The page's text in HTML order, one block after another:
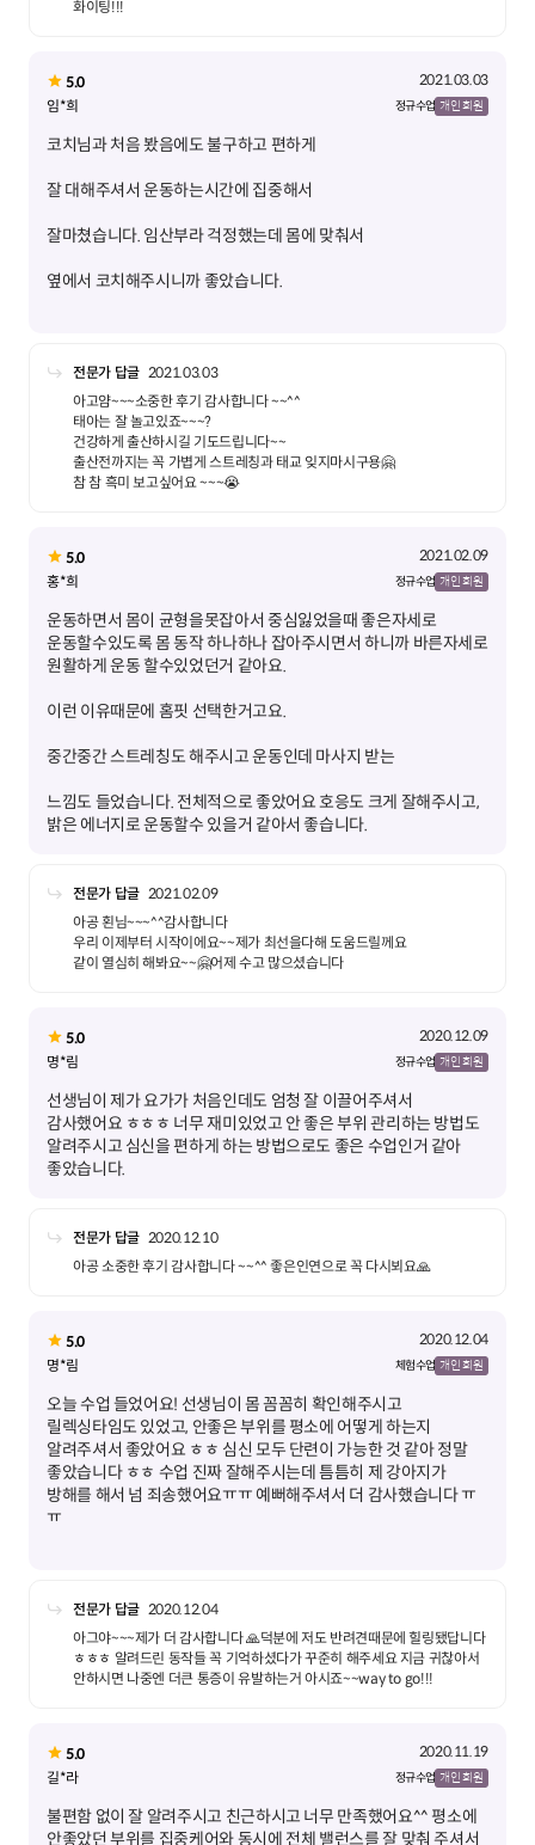
5.0
2021.03.03
임*희
정규 수업 개인 회원
전문가 답글 2021.03.03
아고얌~~~소중한 후기 감사합니다 ~~^^
태아는 잘 놀고있죠~~~?
건강하게 출산하시길 기도드립니다~~
출산전까지는 꼭 가볍게 스트레칭과 태교 잊지마시구용🤗
참 참 흑미 보고싶어요 ~~~😭
5.0
2021.02.09
홍*희
정규 수업 개인 회원
운동하면서 몸이 균형을못잡아서 중심잃었을때 좋은자세로
운동할수있도록 몸 동작 하나하나 잡아주시면서 하니까 바른자세로
느낌도 들었습니다. 전체적으로 좋았어요 호응도 크게 잘해주시고,
밝은 에너지로 운동할수 있을거 같아서 좋습니다.
전문가 답글 2021.02.09
아공 횐님~~~^^감사합니다
우리 이제부터 시작이에요~~제가 최선을다해 도움드릴께요
같이 열심히 해봐요~~🤗어제 수고 많으셨습니다
5.0
2020.12.09
명*림
정규 수업 개인 회원
선생님이 제가 요가가 처음인데도 엄청 잘 이끌어주셔서
감사했어요 ㅎㅎㅎ 너무 재미있었고 안 좋은 부위 관리하는 방법도
알려주시고 심신을 편하게 하는 방법으로도 좋은 수업인거 같아
좋았습니다.
전문가 답글 2020.12.10
아공 소중한 후기 감사합니다 ~~^^ 좋은인연으로 꼭 다시뵈요🙏
5.0
2020.12.04
명*림
체험 수업 개인 회원
오늘 수업 들었어요! 선생님이 몸 꼼꼼히 확인해주시고
릴렉싱타임도 있었고, 안좋은 부위를 평소에 어떻게 하는지
알려주셔서 좋았어요 ㅎㅎ 심신 모두 단련이 가능한 것 같아 정말
좋았습니다 ㅎㅎ 수업 진짜 잘해주시는데 틈틈히 제 강아지가
방해를 해서 넘 죄송했어요ㅠㅠ 예뻐해주셔서 더 감사했습니다 ㅠ
전문가 답글 2020.12.04
아그야~~~제가 더 감사합니다 🙏덕분에 저도 반려견때문에 힐링됐답니다
ㅎㅎㅎ 알려드린 동작들 꼭 기억하셨다가 꾸준히 해주세요 지금 귀찮아서
안하시면 나중엔 더큰 통증이 유발하는거 아시죠~~way to go!!!
5.0
2020.11.19
길*라
정규 수업 개인 회원
불편함 없이 잘 알려주시고 친근하시고 너무 만족했어요^^ 평소에
안좋았던 부위를 집중케어와 동시에 전체 밸런스를 잘 맞춰 주셔서